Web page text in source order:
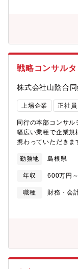
戦略コンサルタ
株式会社山陰合
上場企業 正社員
同行の本部コンサ
幅広い業種で企業規
携わっていただきます ・経営戦略 ・Ｍ＆Ａ戦略立案 ・
実行支援まで、ト
援します。コンサ
プロジェクト全体の管理をお
部※配置換：あり
勤務地 島根県
年収 600万円
職種
財務・会